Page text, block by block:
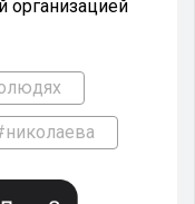
организацией